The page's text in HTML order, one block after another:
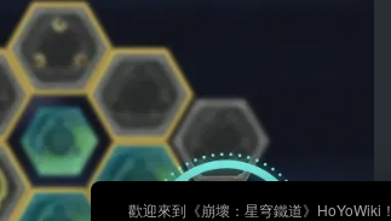
🎉 歡迎來到《崩壞：星穹鐵道》HoYoWiki！